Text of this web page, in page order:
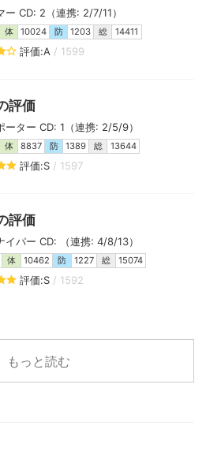
ー CD: 2（連携: 2/7/11）
体 10024 防 1203 総 14411
評価:A / 1599
評価
ーター CD: 1（連携: 2/5/9）
体 8837 防 1389 総 13644
評価:S / 1597
評価
イパー CD: （連携: 4/8/13）
体 10462 防 1227 総 15074
評価:S / 1592
もっと読む